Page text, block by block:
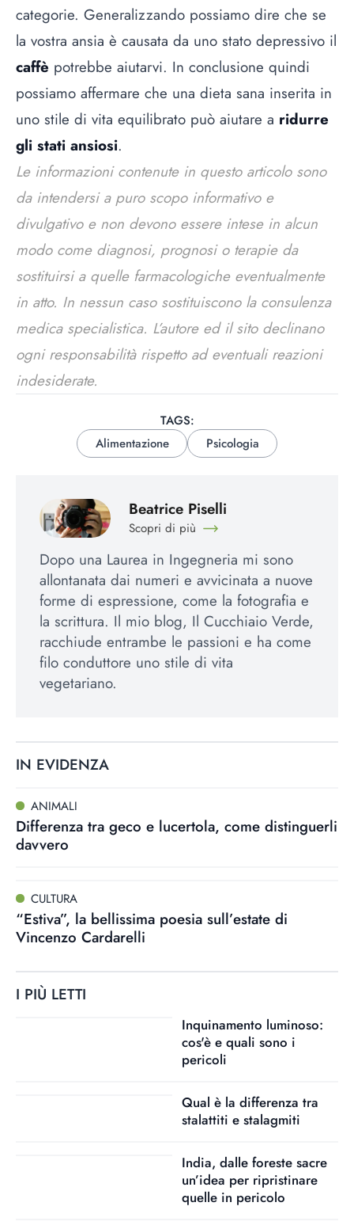
categorie. Generalizzando possiamo dire che se
la vostra ansia è causata da uno stato depressivo il
caffè potrebbe aiutarvi. In conclusione quindi
possiamo affermare che una dieta sana inserita in
uno stile di vita equilibrato può aiutare a ridurre
gli stati ansiosi.
Le informazioni contenute in questo articolo sono
da intendersi a puro scopo informativo e
divulgativo e non devono essere intese in alcun
modo come diagnosi, prognosi o terapie da
sostituirsi a quelle farmacologiche eventualmente
in atto. In nessun caso sostituiscono la consulenza
medica specialistica. L’autore ed il sito declinano
ogni responsabilità rispetto ad eventuali reazioni
indesiderate.
TAGS:
Alimentazione
Psicologia
Beatrice Piselli
Scopri di più
Dopo una Laurea in Ingegneria mi sono
allontanata dai numeri e avvicinata a nuove
forme di espressione, come la fotografia e
la scrittura. Il mio blog, Il Cucchiaio Verde,
racchiude entrambe le passioni e ha come
filo conduttore uno stile di vita
vegetariano.
IN EVIDENZA
ANIMALI
Differenza tra geco e lucertola, come distinguerli
davvero
CULTURA
“Estiva”, la bellissima poesia sull’estate di
Vincenzo Cardarelli
I PIÙ LETTI
Inquinamento luminoso:
cos'è e quali sono i
pericoli
Qual è la differenza tra
stalattiti e stalagmiti
India, dalle foreste sacre
un’idea per ripristinare
quelle in pericolo